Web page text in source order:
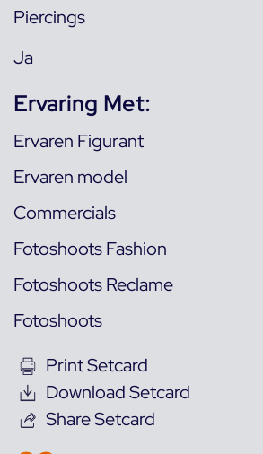
Piercings
Ja
Ervaring Met:
Ervaren Figurant
Ervaren model
Commercials
Fotoshoots Fashion
Fotoshoots Reclame
Fotoshoots
Print Setcard
Download Setcard
Share Setcard